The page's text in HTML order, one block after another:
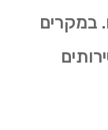
במקרים